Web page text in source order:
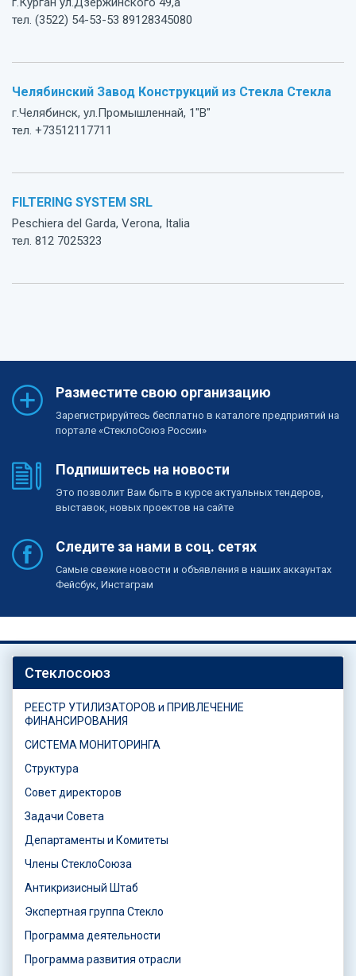
тел. (3522) 54-53-53 89128345080
Челябинский Завод Конструкций из Стекла Стекла
г.Челябинск, ул.Промышленнай, 1"В"
тел. +73512117711
FILTERING SYSTEM SRL
Peschiera del Garda, Verona, Italia
тел. 812 7025323
Разместите свою организацию
Зарегистрируйтесь бесплатно в каталоге предприятий на
портале «СтеклоСоюз России»
Подпишитесь на новости
Это позволит Вам быть в курсе актуальных тендеров,
выставок, новых проектов на сайте
Следите за нами в соц. сетях
Самые свежие новости и объявления в наших аккаунтах
Фейсбук, Инстаграм
Стеклосоюз
РЕЕСТР УТИЛИЗАТОРОВ и ПРИВЛЕЧЕНИЕ
ФИНАНСИРОВАНИЯ
СИСТЕМА МОНИТОРИНГА
Структура
Совет директоров
Задачи Совета
Департаменты и Комитеты
Члены СтеклоСоюза
Антикризисный Штаб
Экспертная группа Стекло
Программа деятельности
Программа развития отрасли